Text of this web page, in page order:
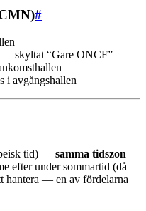
#
skyltat “Gare ONCF”
i avgångshallen
tid) — samma tidszon
efter under sommartid (då
hantera — en av fördelarna